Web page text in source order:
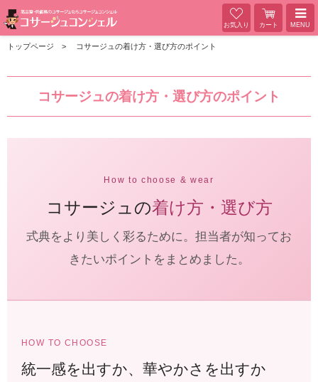
お気入り カート MENU
トップページ コサージュの着け方・選び方のポイント
コサージュの着け方・選び方のポイント
How to choose & wear
コサージュの着け方・選び方
式典をより美しく彩るために。担当者が知ってお
きたいポイントをまとめました。
HOW TO CHOOSE
統一感を出すか、華やかさを出すか